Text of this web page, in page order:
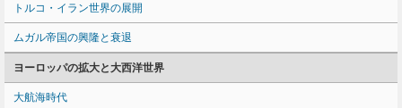
トルコ・イラン世界の展開
ムガル帝国の興隆と衰退
ヨーロッパの拡大と大西洋世界
大航海時代